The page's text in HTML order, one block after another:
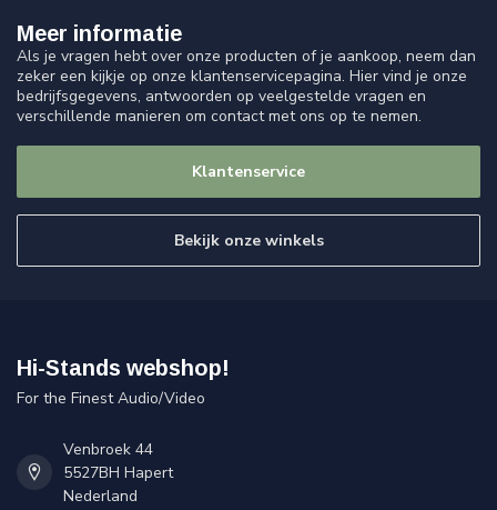
Meer informatie
Als je vragen hebt over onze producten of je aankoop, neem dan
zeker een kijkje op onze klantenservicepagina. Hier vind je onze
bedrijfsgegevens, antwoorden op veelgestelde vragen en
verschillende manieren om contact met ons op te nemen.
Klantenservice
Bekijk onze winkels
Hi-Stands webshop!
For the Finest Audio/Video
Venbroek 44
5527BH Hapert
Nederland